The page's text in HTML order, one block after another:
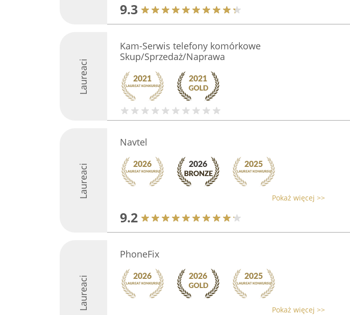
9.3
Laureaci
Kam-Serwis telefony komórkowe
Skup/Sprzedaż/Naprawa
Laureaci
Navtel
Pokaż więcej >>
9.2
Laureaci
PhoneFix
Pokaż więcej >>